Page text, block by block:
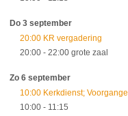
Do 3 september
20:00 KR vergadering
20:00 - 22:00 grote zaal
Zo 6 september
10:00 Kerkdienst;
10:00 - 11:15